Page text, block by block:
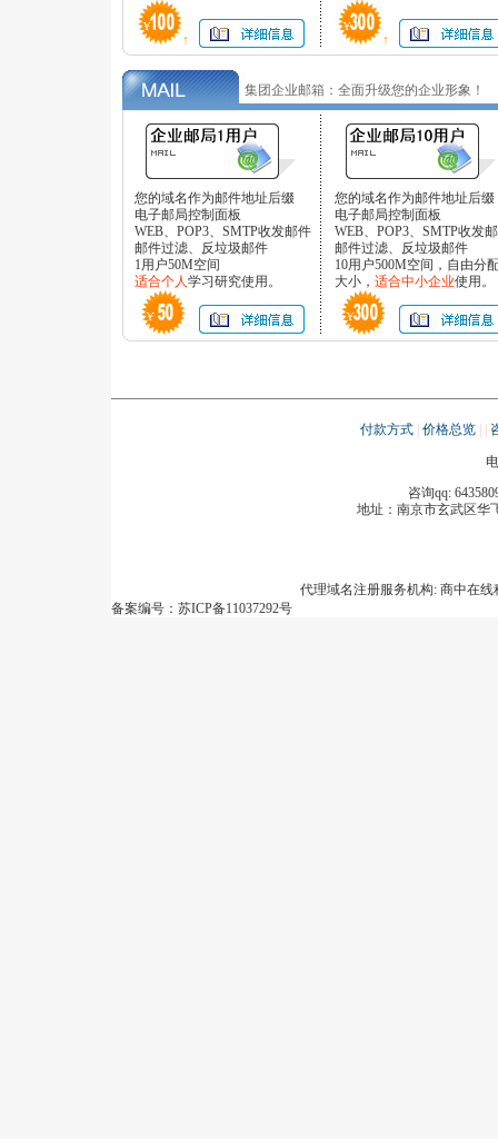
↑ ↑
集团企业邮箱：全面升级您的企业形象！
您的域名作为邮件地址后缀
电子邮局控制面板
WEB、POP3、SMTP收发邮件
邮件过滤、反垃圾邮件
1用户50M空间
适合个人学习研究使用。
您的域名作为邮件地址后缀
电子邮局控制面板
WEB、POP3、SMTP收发
邮件过滤、反垃圾邮件
10用户500M空间，自由分
大小， 适合中小企业使用。
付款方式 价格总览
咨询qq:
地址： 南京市玄武区华
代理域名注册服务机构: 商中在
备案编号：苏ICP备11037292号